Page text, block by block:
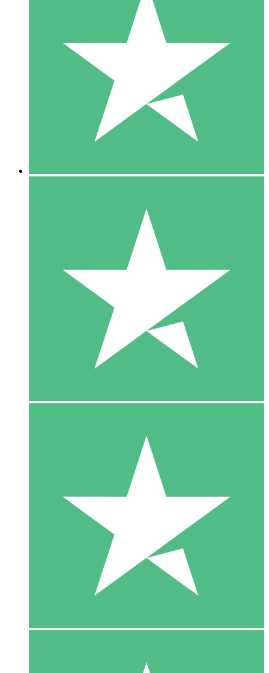
Individuella Kreditpaket
Betala per användning med nedladdningskrediter. Inget
1 Nedladdningar
10 00
10 Nedladdningar
20 00